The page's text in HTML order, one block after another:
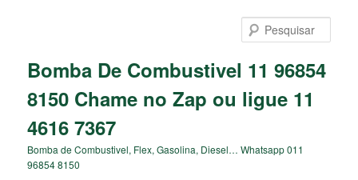
principalBomba De Combustivel 11 96854
8150 Chame no Zap ou ligue 11
4616 7367
Bomba de Combustivel, Flex, Gasolina, Diesel… Whatsapp 011
96854 8150